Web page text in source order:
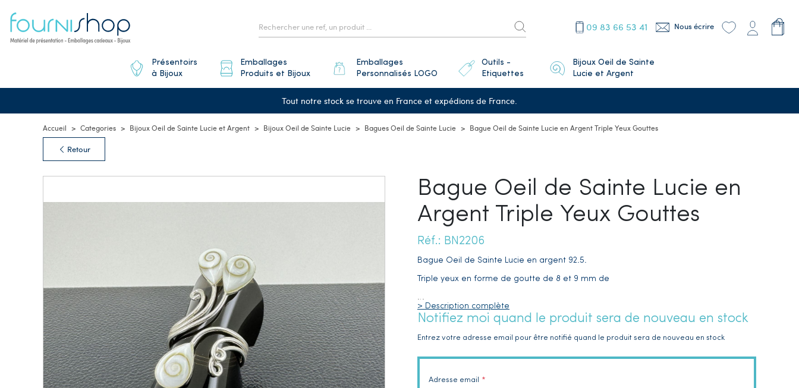
09 83 66 53 41 Nous écrire
Présentoirs
à Bijoux
Emballages
Produits et Bijoux
Emballages
Personnalisés LOGO
Outils -
Etiquettes
Bijoux Oeil de Sainte
Lucie et Argent
Tout notre stock se trouve en France et expédions de France.
Accueil Categories Bijoux Oeil de Sainte Lucie et Argent Bijoux Oeil de Sainte Lucie Bagues Oeil de Sainte Lucie Bague Oeil de Sainte Lucie en Argent Triple Yeux Gouttes
Retour
Bague Oeil de Sainte Lucie en
Argent Triple Yeux Gouttes
Réf.: BN2206
Bague Oeil de Sainte Lucie en argent 92.5.
Triple yeux en forme de goutte de 8 et 9 mm de
…
> Description complète
Notifiez moi quand le produit sera de nouveau en stock
Entrez votre adresse email pour être notifié quand le produit sera de nouveau en stock
Adresse email